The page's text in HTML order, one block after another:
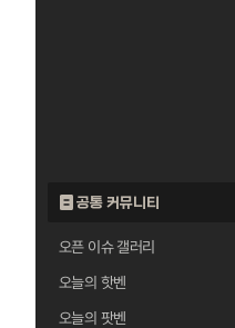
공통 커뮤니티
오픈 이슈 갤러리
오늘의 핫벤
오늘의 팟벤